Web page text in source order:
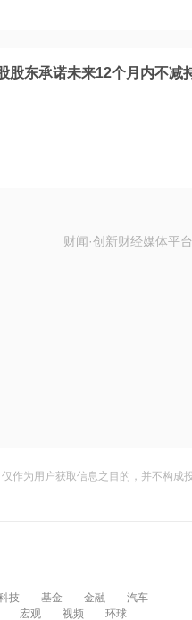
股东承诺未来12个月内不减
财闻·创新财经媒体平台
作为用户获取信息之目的，并不构
技 基金 金融
汽车
宏观 视频 环球